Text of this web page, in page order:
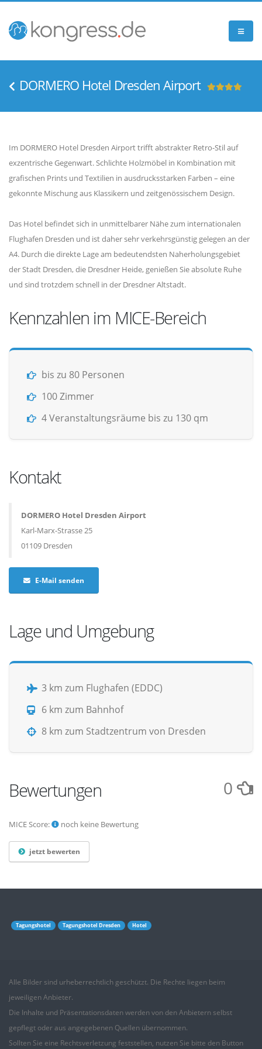
DORMERO Hotel Dresden Airport
Im DORMERO Hotel Dresden Airport trifft abstrakter Retro-Stil auf
exzentrische Gegenwart. Schlichte Holzmöbel in Kombination mit
grafischen Prints und Textilien in ausdrucksstarken Farben – eine
gekonnte Mischung aus Klassikern und zeitgenössischem Design.
Das Hotel befindet sich in unmittelbarer Nähe zum internationalen
Flughafen Dresden und ist daher sehr verkehrsgünstig gelegen an der
A4. Durch die direkte Lage am bedeutendsten Naherholungsgebiet
der Stadt Dresden, die Dresdner Heide, genießen Sie absolute Ruhe
und sind trotzdem schnell in der Dresdner Altstadt.
Kennzahlen im MICE-Bereich
bis zu 80 Personen
100 Zimmer
4 Veranstaltungsräume bis zu 130 qm
Kontakt
DORMERO Hotel Dresden Airport
Karl-Marx-Strasse 25
01109 Dresden
E-Mail senden
Lage und Umgebung
3 km zum Flughafen (EDDC)
6 km zum Bahnhof
8 km zum Stadtzentrum von Dresden
Bewertungen 0
MICE Score: noch keine Bewertung
jetzt bewerten
Tagungshotel Tagungshotel Dresden Hotel
Alle Bilder sind urheberrechtlich geschützt. Die Rechte liegen beim
jeweiligen Anbieter.
Die Inhalte und Präsentationsdaten werden von den Anbietern selbst
gepflegt oder aus angegebenen Quellen übernommen.
Sollten Sie eine Rechtsverletzung feststellen, nutzen Sie bitte den Button